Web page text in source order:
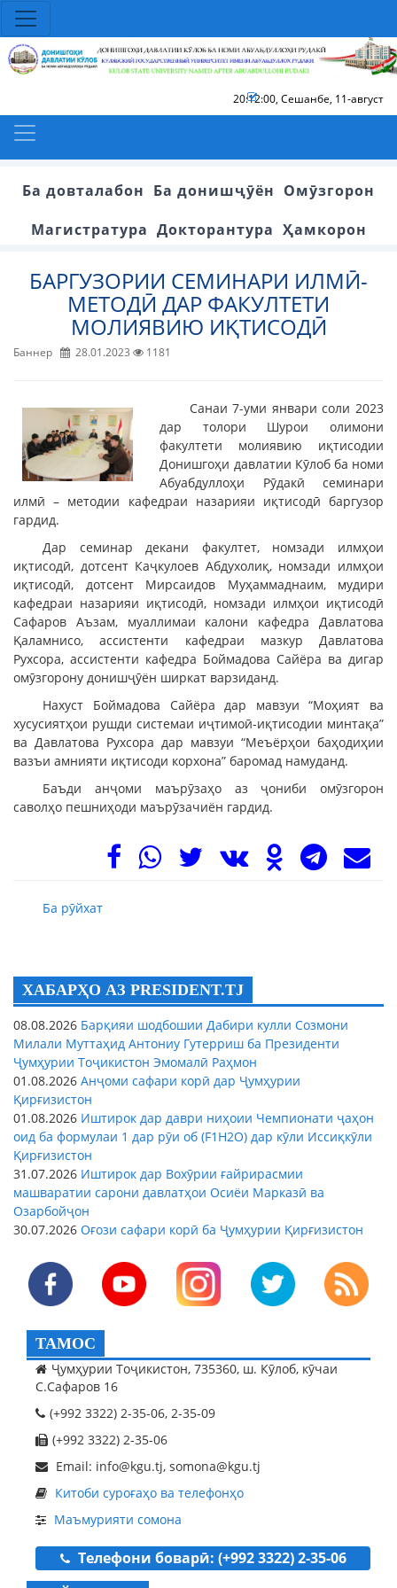
20:12:00, Сешанбе, 11-август
Ба довталабон Ба донишҷӯён Омӯзгорон
Магистратура Докторантура Ҳамкорон
БАРГУЗОРИИ СЕМИНАРИ ИЛМӢ-
МЕТОДӢ ДАР ФАКУЛТЕТИ
МОЛИЯВИЮ ИҚТИСОДӢ
Баннер 28.01.2023 1181
Санаи 7-уми январи соли 2023
дар толори Шурои олимони
факултети молиявию иқтисодии
Донишгоҳи давлатии Кӯлоб ба номи
Абуабдуллоҳи Рӯдакӣ семинари
илмӣ – методии кафедраи назарияи иқтисодӣ баргузор
гардид.
Дар семинар декани факултет, номзади илмҳои
иқтисодӣ, дотсент Каҷкулоев Абдухолиқ, номзади илмҳои
иқтисодӣ, дотсент Мирсаидов Муҳаммаднаим, мудири
кафедраи назарияи иқтисодӣ, номзади илмҳои иқтисодӣ
Сафаров Аъзам, муаллимаи калони кафедра Давлатова
Қаламнисо, ассистенти кафедраи мазкур Давлатова
Рухсора, ассистенти кафедра Боймадова Сайёра ва дигар
омӯзгорону донишҷӯён ширкат варзиданд.
Нахуст Боймадова Сайёра дар мавзуи “Моҳият ва
хусусиятҳои рушди системаи иҷтимоӣ-иқтисодии минтақа”
ва Давлатова Рухсора дар мавзуи “Меъёрҳои баҳодиҳии
вазъи амнияти иқтисоди корхона” баромад намуданд.
Баъди анҷоми маърӯзаҳо аз ҷониби омӯзгорон
саволҳо пешниҳоди маърӯзачиëн гардид.
Ба рӯйхат
ХАБАРҲО АЗ PRESIDENT.TJ
08.08.2026 Барқияи шодбошии Дабири кулли Созмони
Милали Муттаҳид Антониу Гутерриш ба Президенти
Ҷумҳурии Тоҷикистон Эмомалӣ Раҳмон
01.08.2026 Анҷоми сафари корӣ дар Ҷумҳурии
Қирғизистон
01.08.2026 Иштирок дар даври ниҳоии Чемпионати ҷаҳон
оид ба формулаи 1 дар рӯи об (F1H2O) дар кӯли Иссиқкӯли
Қирғизистон
31.07.2026 Иштирок дар Вохӯрии ғайрирасмии
машваратии сарони давлатҳои Осиёи Марказӣ ва
Озарбойҷон
30.07.2026 Оғози сафари корӣ ба Ҷумҳурии Қирғизистон
ТАМОС
Ҷумҳурии Тоҷикистон, 735360, ш. Кӯлоб, кӯчаи
С.Сафаров 16
(+992 3322) 2-35-06, 2-35-09
(+992 3322) 2-35-06
Email: info@kgu.tj, somona@kgu.tj
Китоби суроғаҳо ва телефонҳо
Маъмурияти сомона
Телефони боварӣ: (+992 3322) 2-35-06